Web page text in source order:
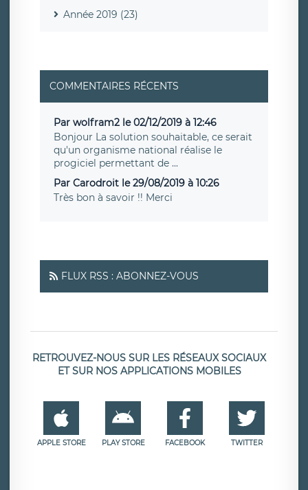
Année 2019 (23)
COMMENTAIRES RÉCENTS
Par wolfram2 le 02/12/2019 à 12:46
Bonjour La solution souhaitable, ce serait
qu'un organisme national réalise le
progiciel permettant de ...
Par Carodroit le 29/08/2019 à 10:26
Très bon à savoir !! Merci
FLUX RSS : ABONNEZ-VOUS
RETROUVEZ-NOUS SUR LES RÉSEAUX SOCIAUX
ET SUR NOS APPLICATIONS MOBILES
APPLE STORE PLAY STORE FACEBOOK TWITTER